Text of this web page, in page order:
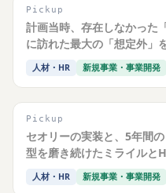
Pickup
計画当時、存在しなかった
に訪れた最大の「想定外」
人材・HR 新規事業・事業開発
Pickup
セオリーの実装と、5年間
型を磨き続けたミライル
人材・HR 新規事業・事業開発